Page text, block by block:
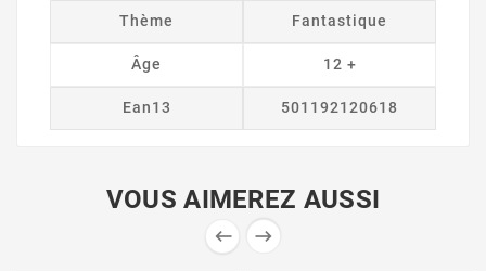
Thème Fantastique
Âge 12 +
Ean13 501192120618
VOUS AIMEREZ AUSSI
 